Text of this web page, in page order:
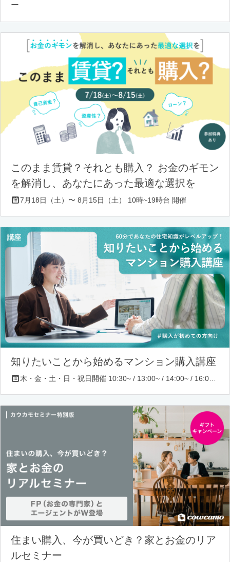
ー
このまま賃貸？それとも購入？ お金のギモン
を解消し、あなたにあった最適な選択を
7月18日（土）〜 8月15日（土） 10時~19時台 開催
知りたいことから始めるマンション購入講座
住まい購入、今が買いどき？家とお金のリア
ルセミナー